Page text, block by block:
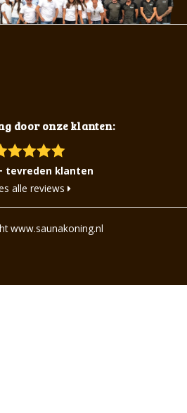
door onze klanten:
tevreden klanten
alle reviews
www.saunakoning.nl